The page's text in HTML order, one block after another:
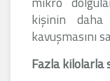
kişinin
kavuşmasını
Fazla kilolarla